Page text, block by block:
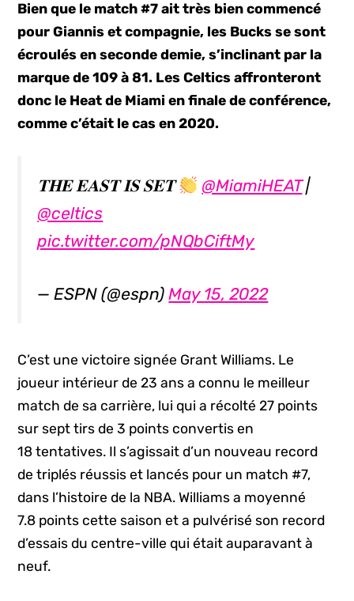
Bien que le match #7 ait très bien commencé
pour Giannis et compagnie, les Bucks se sont
écroulés en seconde demie, s’inclinant par la
marque de 109 à 81. Les Celtics affronteront
donc le Heat de Miami en finale de conférence,
comme c’était le cas en 2020.
𝐓𝐇𝐄 𝐄𝐀𝐒𝐓 𝐈𝐒 𝐒𝐄𝐓 @MiamiHEAT|
@celtics
pic.twitter.com/pNQbCiftMy
— ESPN (@espn)May 15, 2022
C’est une victoire signée Grant Williams. Le
joueur intérieur de 23 ans a connu le meilleur
match de sa carrière, lui qui a récolté 27 points
sur sept tirs de 3 points convertis en
18 tentatives. Il s’agissait d’un nouveau record
de triplés réussis et lancés pour un match #7,
dans l’histoire de la NBA. Williams a moyenné
7.8 points cette saison et a pulvérisé son record
d’essais du centre-ville qui était auparavant à
neuf.